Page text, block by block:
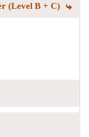
(Level B + C)